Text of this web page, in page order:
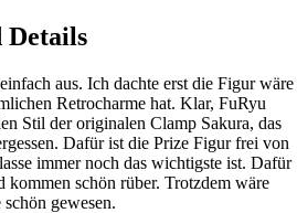
Details
aus. Ich dachte erst die Figur wäre
Retrocharme hat. Klar, FuRyu
Stil der originalen Clamp Sakura, das
Dafür ist die Prize Figur frei von
immer noch das wichtigste ist. Dafür
kommen schön rüber. Trotzdem wäre
gewesen.